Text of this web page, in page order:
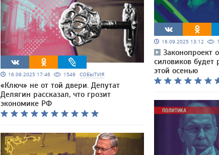
16.09.2025 17:46 1549 СОБЫТИЯ
«Ключ» не от той двери. Депутат
Делягин рассказал, что грозит
экономике РФ
16.09.2025 13:12
Законопроект
силовиков будет
этой осенью